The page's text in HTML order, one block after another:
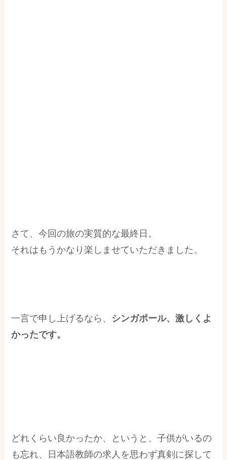
さて、今回の旅の実質的な最終日。
それはもうかなり楽しませていただきました。
一言で申し上げるなら、 シンガポール、激しくよ
かったです。
どれくらい良かったか、というと、子供がいるの
も忘れ、日本語教師の求人を思わず真剣に探して